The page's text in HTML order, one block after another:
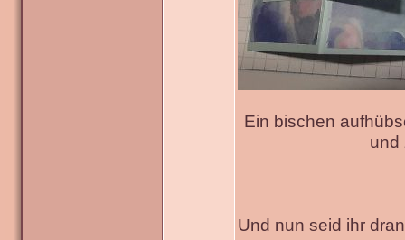
Ein bischen
und
Und nun seid ihr